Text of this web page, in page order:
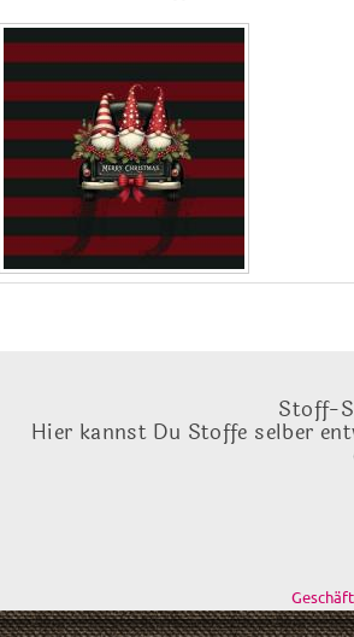
Stoff-
Hier kannst Du Stoffe selber